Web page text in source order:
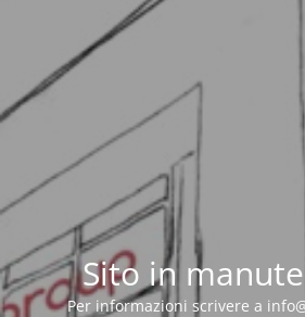
Sito in
Per informazioni scrivere a